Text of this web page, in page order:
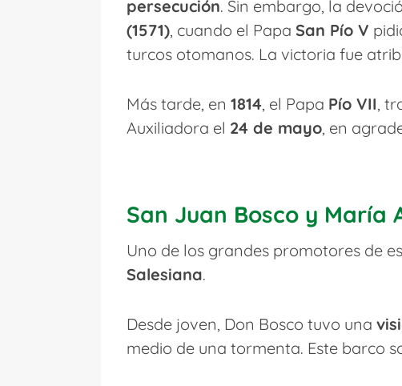
persecución. Sin embargo, la
(1571), cuando el Papa San Pío V
turcos otomanos. La victoria fue
Más tarde, en 1814, el Papa Pío VII,
Auxiliadora el 24 de mayo, en
San Juan Bosco y María
Uno de los grandes promotores de
Salesiana.
Desde joven, Don Bosco tuvo una
medio de una tormenta. Este barco